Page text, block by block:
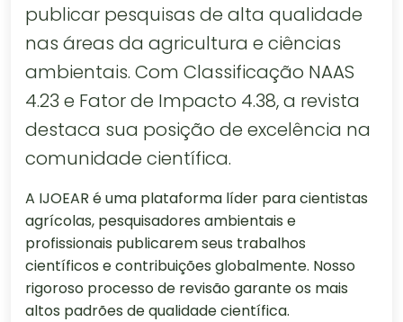
publicar pesquisas de alta qualidade
nas áreas da agricultura e ciências
ambientais. Com Classificação NAAS
4.23 e Fator de Impacto 4.38, a revista
destaca sua posição de excelência na
comunidade científica.
A IJOEAR é uma plataforma líder para cientistas
agrícolas, pesquisadores ambientais e
profissionais publicarem seus trabalhos
científicos e contribuições globalmente. Nosso
rigoroso processo de revisão garante os mais
altos padrões de qualidade científica.